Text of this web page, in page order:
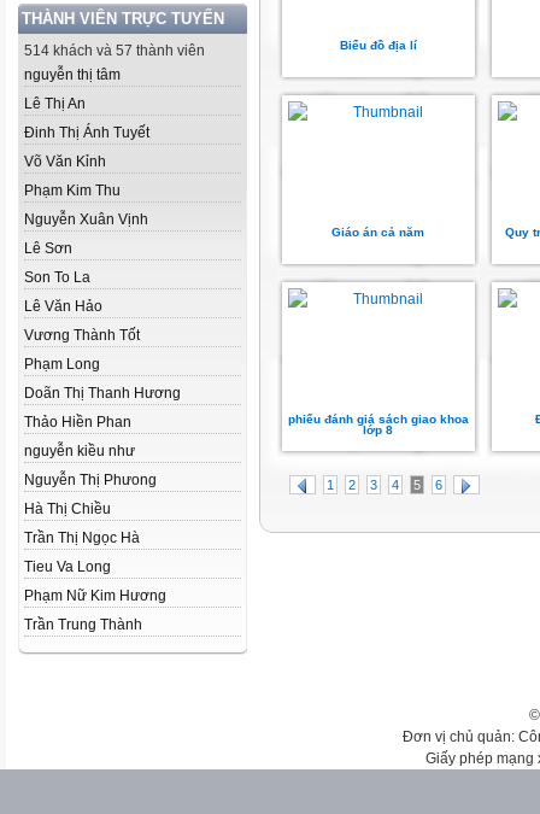
THÀNH VIÊN TRỰC TUYẾN
514 khách và 57 thành viên
nguyễn thị tâm
Lê Thị An
Đinh Thị Ánh Tuyết
Võ Văn Kỉnh
Phạm Kim Thu
Nguyễn Xuân Vịnh
Lê Sơn
Son To La
Lê Văn Hảo
Vương Thành Tốt
Phạm Long
Doãn Thị Thanh Hương
Thảo Hiền Phan
nguyễn kiều như
Nguyễn Thị Phưong
Hà Thị Chiều
Trần Thị Ngọc Hà
Tieu Va Long
Phạm Nữ Kim Hương
Trần Trung Thành
Biểu đồ địa lí
Giáo án cả năm Quy
phiếu đánh giá sách giao khoa
lớp 8
1 2 3 4 5 6
Đơn vị chủ quản:
Giấy phép mạng